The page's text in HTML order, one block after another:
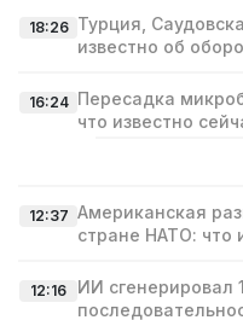
18:26 Турция,
известно об
16:24 Пересадка
что известно
12:37 Американская
стране НАТО: что
12:16
ИИ сгенерировал